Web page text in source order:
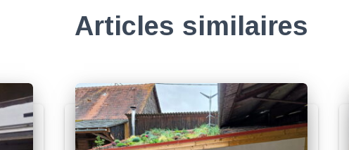
Articles similaires